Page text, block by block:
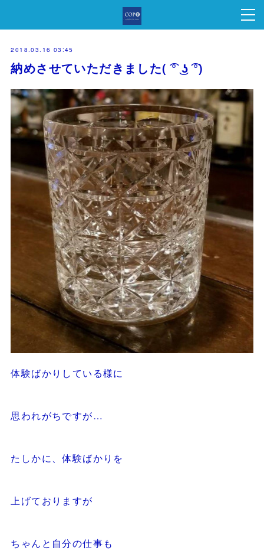
2018.03.16 03:45
納めさせていただきました( ͡° ͜ʖ ͡°)
体験ばかりしている様に
思われがちですが…
たしかに、体験ばかりを
上げておりますが
ちゃんと自分の仕事も